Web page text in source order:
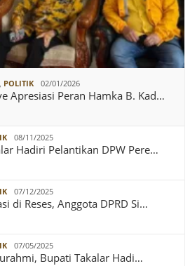
, POLITIK 02/01/2026
Apresiasi Peran Hamka B. Kad…
08/11/2025
Hadiri Pelantikan DPW Pere…
07/12/2025
di Reses, Anggota DPRD Si…
07/05/2025
Bupati Takalar Hadi…